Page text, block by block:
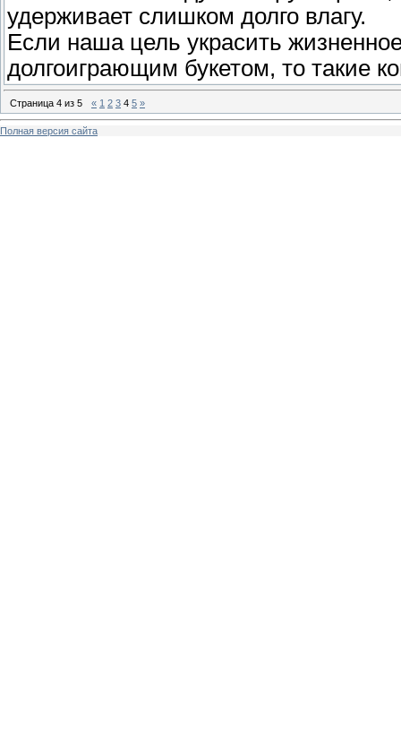
удерживает слишком долго влагу.
Если наша цель украсить
долгоиграющим букетом, то такие
Страница 4 из 5 « 1 2 3 4 5 »
Полная версия сайта